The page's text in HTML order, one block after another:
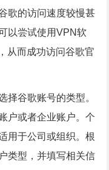
歌的访问速度较慢甚
以尝试使用VPN软
从而成功访问谷歌官
择谷歌账号的类型。
户或者企业账户。个
用于公司或组织。根
类型，并填写相关信